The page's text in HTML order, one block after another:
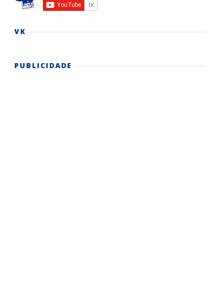
VK
PUBLICIDADE